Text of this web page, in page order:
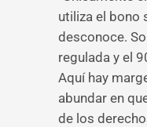
utiliza el bono
desconoce.
regulada y el
Aquí hay
abundar en
de los